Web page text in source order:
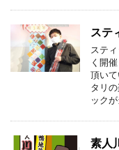
ステ
ステ
く開
頂い
タリ
ック
素人